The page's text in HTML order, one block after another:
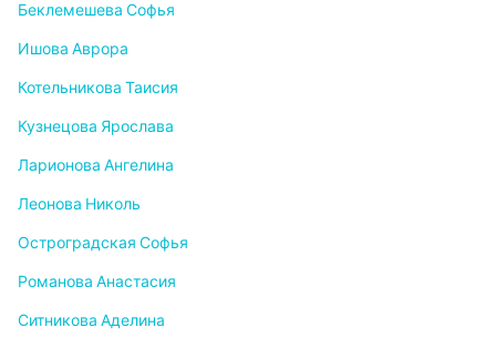
Беклемешева Софья
Ишова Аврора
Котельникова Таисия
Кузнецова Ярослава
Ларионова Ангелина
Леонова Николь
Остроградская Софья
Романова Анастасия
Ситникова Аделина